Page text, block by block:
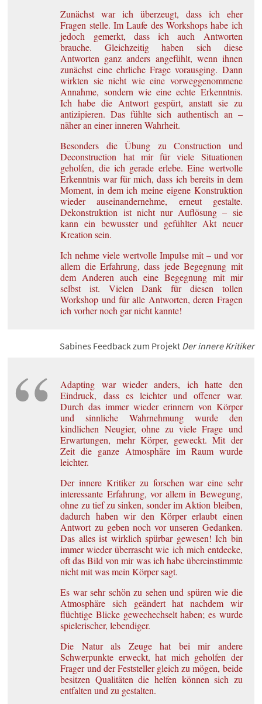
Zunächst war ich überzeugt, dass ich eher
Fragen stelle. Im Laufe des Workshops habe ich
jedoch gemerkt, dass ich auch Antworten
brauche. Gleichzeitig haben sich diese
Antworten ganz anders angefühlt, wenn ihnen
zunächst eine ehrliche Frage vorausging. Dann
wirkten sie nicht wie eine vorweggenommene
Annahme, sondern wie eine echte Erkenntnis.
Ich habe die Antwort gespürt, anstatt sie zu
antizipieren. Das fühlte sich authentisch an –
näher an einer inneren Wahrheit.
Besonders die Übung zu Construction und
Deconstruction hat mir für viele Situationen
geholfen, die ich gerade erlebe. Eine wertvolle
Erkenntnis war für mich, dass ich bereits in dem
Moment, in dem ich meine eigene Konstruktion
wieder auseinandernehme, erneut gestalte.
Dekonstruktion ist nicht nur Auflösung – sie
kann ein bewusster und gefühlter Akt neuer
Kreation sein.
Ich nehme viele wertvolle Impulse mit – und vor
allem die Erfahrung, dass jede Begegnung mit
dem Anderen auch eine Begegnung mit mir
selbst ist. Vielen Dank für diesen tollen
Workshop und für alle Antworten, deren Fragen
ich vorher noch gar nicht kannte!
Sabines Feedback zum Projekt Der innere Kritiker
Adapting war wieder anders, ich hatte den
Eindruck, dass es leichter und offener war.
Durch das immer wieder erinnern von Körper
und sinnliche Wahrnehmung wurde den
kindlichen Neugier, ohne zu viele Frage und
Erwartungen, mehr Körper, geweckt. Mit der
Zeit die ganze Atmosphäre im Raum wurde
leichter.
Der innere Kritiker zu forschen war eine sehr
interessante Erfahrung, vor allem in Bewegung,
ohne zu tief zu sinken, sonder im Aktion bleiben,
dadurch haben wir den Körper erlaubt einen
Antwort zu geben noch vor unseren Gedanken.
Das alles ist wirklich spürbar gewesen! Ich bin
immer wieder überrascht wie ich mich entdecke,
oft das Bild von mir was ich habe übereinstimmte
nicht mit was mein Körper sagt.
Es war sehr schön zu sehen und spüren wie die
Atmosphäre sich geändert hat nachdem wir
flüchtige Blicke gewechechselt haben; es wurde
spielerischer, lebendiger.
Die Natur als Zeuge hat bei mir andere
Schwerpunkte erweckt, hat mich geholfen der
Frager und der Feststeller gleich zu mögen, beide
besitzen Qualitäten die helfen können sich zu
entfalten und zu gestalten.